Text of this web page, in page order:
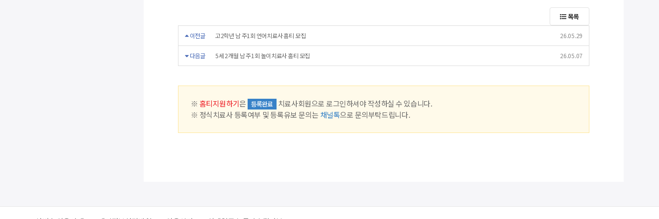
목록
이전글 고2학년 남 주1회 언어치료사 홈티 모집 26.05.29
다음글 5세 2개월 남 주1회 놀이치료사 홈티 모집 26.05.07
※ 홈티지원하기은 등록완료
치료사회원으로 로그인하셔야 작성하실 수 있습니다.
※ 정식치료사 등록여부 및 등록유보 문의는 채널톡으로 문의부탁드립니다.